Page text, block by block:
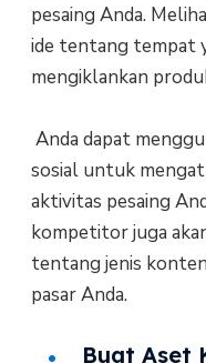
pesaing Anda.
ide tentang tempat
mengiklankan
Anda dapat
sosial untuk
aktivitas pesaing
kompetitor juga
tentang jenis
pasar Anda.
Buat Aset